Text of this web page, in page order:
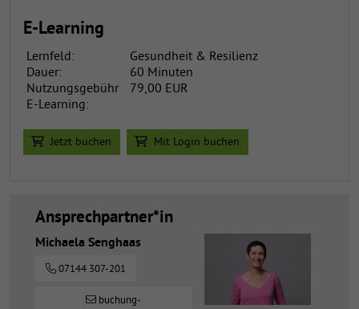
E-Learning
Lernfeld:
Gesundheit & Resilienz
Dauer:
60 Minuten
Nutzungsgebühr
E-Learning:
79,00 EUR
Jetzt buchen Mit Login buchen
Ansprechpartner*in
Michaela Senghaas
07144 307-201
buchung-